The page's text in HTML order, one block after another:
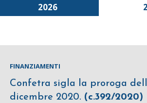
2026
FINANZIAMENTI
Confetra sigla la proroga
dicembre 2020. (c.392/2020)